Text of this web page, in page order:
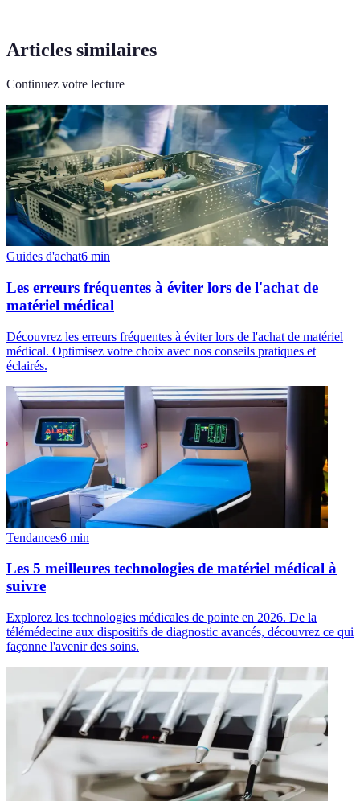
Articles similaires
Continuez votre lecture
Guides d'achat6 min
Les erreurs fréquentes à éviter lors de l'achat de
matériel médical
Découvrez les erreurs fréquentes à éviter lors de l'achat de matériel
médical. Optimisez votre choix avec nos conseils pratiques et
éclairés.
Tendances6 min
Les 5 meilleures technologies de matériel médical à
suivre
Explorez les technologies médicales de pointe en 2026. De la
télémédecine aux dispositifs de diagnostic avancés, découvrez ce qui
façonne l'avenir des soins.